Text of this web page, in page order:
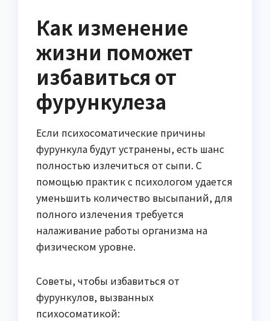
Как изменение
жизни поможет
избавиться от
фурункулеза
Если психосоматические причины
фурункула будут устранены, есть шанс
полностью излечиться от сыпи. С
помощью практик с психологом удается
уменьшить количество высыпаний, для
полного излечения требуется
налаживание работы организма на
физическом уровне.
Советы, чтобы избавиться от
фурункулов, вызванных
психосоматикой: